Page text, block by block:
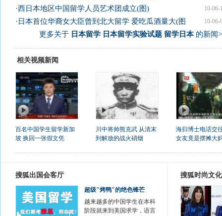
10-06-
·西日本地区中国留学人员艺术团成立(图)
10-06-
· 日本首位华裔女大臣曾到北大留学 爱吃瓜酒量大(图
更多关于 日本留学 日本留学实验试题 留学日本的新闻
相关视频新闻
百名中国学生留学新加
坡 换回一张假文凭
川中将帅熊克武 从清末
到解放的战火硝烟
海归博士电话交
女友竟是摆摊大
搜狐出国会客厅
超级"烤鸭"的绝色锋芒
越来越多的中国学生在本科
阶段就来到美国求学，语言
搜狐时尚文